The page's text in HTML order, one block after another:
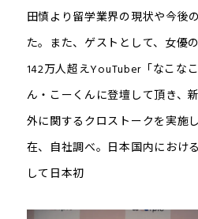
田慎より留学業界の現状や今後
た。また、ゲストとして、女優
142万人超えYouTuber「なこな
ん・こーくんに登壇して頂き、
外に関するクロストークを実施
在、自社調べ。日本国内におけ
して日本初